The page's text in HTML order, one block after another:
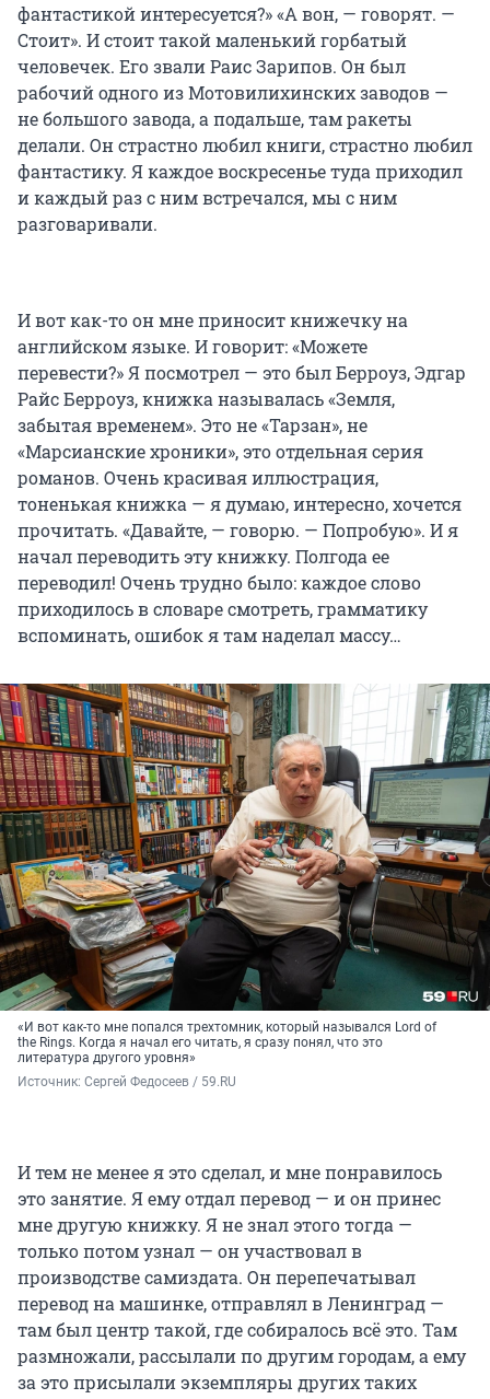
фантастикой интересуется?» «А вон, — говорят. —
Стоит». И стоит такой маленький горбатый
человечек. Его звали Раис Зарипов. Он был
рабочий одного из Мотовилихинских заводов —
не большого завода, а подальше, там ракеты
делали. Он страстно любил книги, страстно любил
фантастику. Я каждое воскресенье туда приходил
и каждый раз с ним встречался, мы с ним
разговаривали.
И вот как-то он мне приносит книжечку на
английском языке. И говорит: «Можете
перевести?» Я посмотрел — это был Берроуз, Эдгар
Райс Берроуз, книжка называлась «Земля,
забытая временем». Это не «Тарзан», не
«Марсианские хроники», это отдельная серия
романов. Очень красивая иллюстрация,
тоненькая книжка — я думаю, интересно, хочется
прочитать. «Давайте, — говорю. — Попробую». И я
начал переводить эту книжку. Полгода ее
переводил! Очень трудно было: каждое слово
приходилось в словаре смотреть, грамматику
вспоминать, ошибок я там наделал массу…
«И вот как-то мне попался трехтомник, который назывался Lord of
the Rings. Когда я начал его читать, я сразу понял, что это
литература другого уровня»
Источник: Сергей Федосеев / 59.RU
И тем не менее я это сделал, и мне понравилось
это занятие. Я ему отдал перевод — и он принес
мне другую книжку. Я не знал этого тогда —
только потом узнал — он участвовал в
производстве самиздата. Он перепечатывал
перевод на машинке, отправлял в Ленинград —
там был центр такой, где собиралось всё это. Там
размножали, рассылали по другим городам, а ему
за это присылали экземпляры других таких